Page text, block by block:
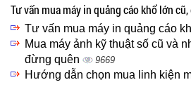
Tư vấn mua máy in quảng cáo khổ lớn cũ,
Tư vấn mua máy in quảng cáo
Mua máy ảnh kỹ thuật số cũ và
đừng quên
9669
Hướng dẫn chọn mua linh kiện